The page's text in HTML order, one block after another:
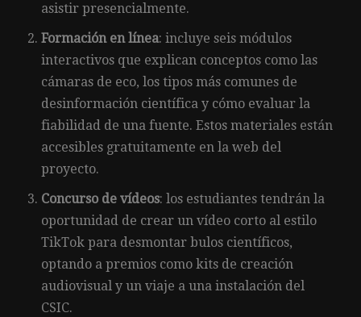
asistir presencialmente.
Formación en línea: incluye seis módulos
interactivos que explican conceptos como las
cámaras de eco, los tipos más comunes de
desinformación científica y cómo evaluar la
fiabilidad de una fuente. Estos materiales están
accesibles gratuitamente en la web del
proyecto.
Concurso de vídeos: los estudiantes tendrán la
oportunidad de crear un vídeo corto al estilo
TikTok para desmontar bulos científicos,
optando a premios como kits de creación
audiovisual y un viaje a una instalación del
CSIC.